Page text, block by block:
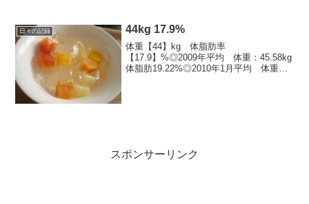
日々の記録 44kg 17.9%
体重【44】kg 体脂肪率
【17.9】%◎2009年平均 体重：45.58kg
体脂肪19.22%◎2010年1月平均 体重：
スポンサーリンク